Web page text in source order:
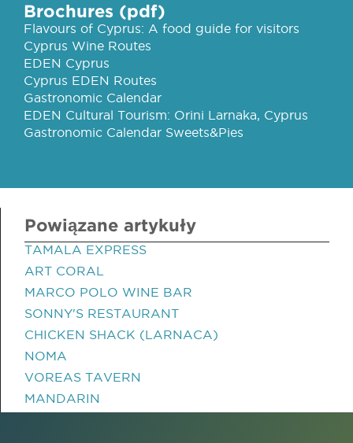
Brochures (pdf)
Flavours of Cyprus: A food guide for visitors
Cyprus Wine Routes
EDEN Cyprus
Cyprus EDEN Routes
Gastronomic Calendar
EDEN Cultural Tourism: Orini Larnaka, Cyprus
Gastronomic Calendar Sweets&Pies
Powiązane artykuły
TAMALA EXPRESS
ART CORAL
MARCO POLO WINE BAR
SONNY'S RESTAURANT
CHICKEN SHACK (LARNACA)
NOMA
VOREAS TAVERN
MANDARIN